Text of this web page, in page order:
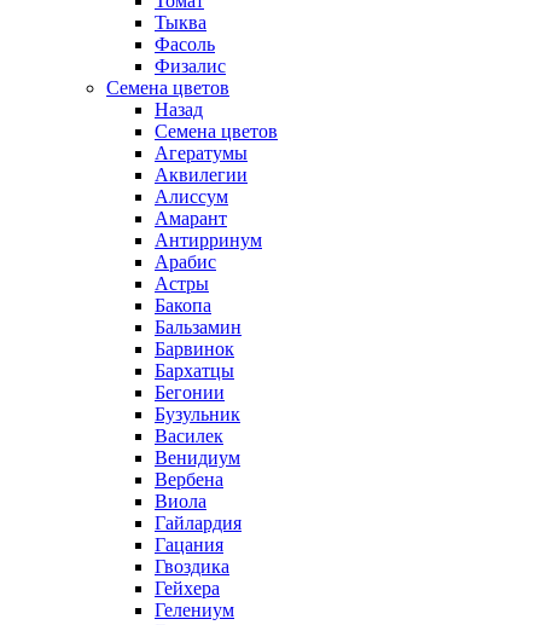
Тыква
Фасоль
Физалис
Семена цветов
Назад
Семена цветов
Агератумы
Аквилегии
Алиссум
Амарант
Антирринум
Арабис
Астры
Бакопа
Бальзамин
Барвинок
Бархатцы
Бегонии
Бузульник
Василек
Венидиум
Вербена
Виола
Гайлардия
Гацания
Гвоздика
Гейхера
Гелениум